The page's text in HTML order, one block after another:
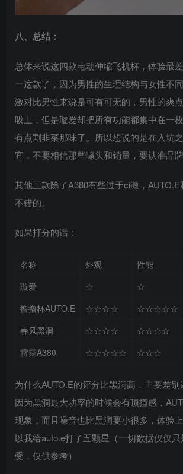
八、总结：
总体来说这四款电动伸缩飞机杯，体验最
一这款了，因为男性的生理结构与女性不
激对比男性来说是可有可无的，男性的爽
吸上，但是璇爱却把所有功能都集中在一
有点割韭菜那味了。所以想说的是在入坑
宜，不要相信那些噱头和销量，要认准品牌
其他三款除了A380有些过于ci激，
不错的。
如果打分的话：
名称 外观 性能
璇爱
☆ ☆
撸撸杯AUTO.E
☆☆☆☆ ☆☆☆☆☆
春风黑洞
☆☆☆☆ ☆☆☆☆
雷霆A380
☆☆☆☆☆ ☆☆☆
为什么AUTO.E的评分比黑洞高，主要差别
因为黑洞最大功率的时候会有顶撞感，
现象，而且噪音也比黑洞要小很多，体验
以我给auto.e打了五颗星（一切数据仅仅
受，仅供参考）